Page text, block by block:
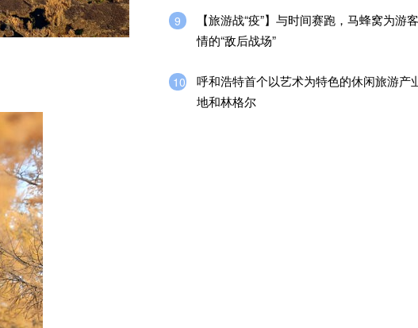
9
【旅游战“疫”】与时间赛跑，马蜂窝为游
情的“敌后战场”
10
呼和浩特首个以艺术为特色的休闲旅游产
地和林格尔